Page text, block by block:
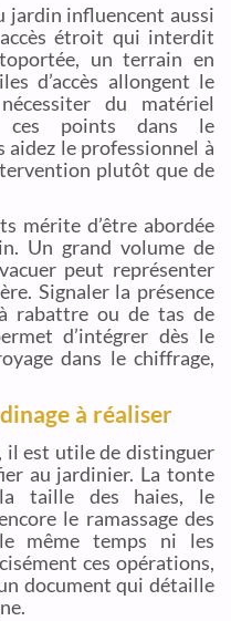
jardin influencent aussi
étroit qui interdit
un terrain en
d’accès allongent le
du matériel
ces points dans le
aidez le professionnel à
plutôt que de
mérite d’être abordée
Un grand volume de
peut représenter
Signaler la présence
rabattre ou de tas de
d’intégrer dès le
dans le chiffrage,
à réaliser
il est utile de distinguer
au jardinier. La tonte
taille des haies, le
le ramassage des
même temps ni les
ces opérations,
document qui détaille